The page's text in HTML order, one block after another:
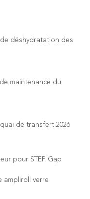
de déshydratation des
maintenance du
de transfert 2026
pour STEP Gap
ampliroll verre